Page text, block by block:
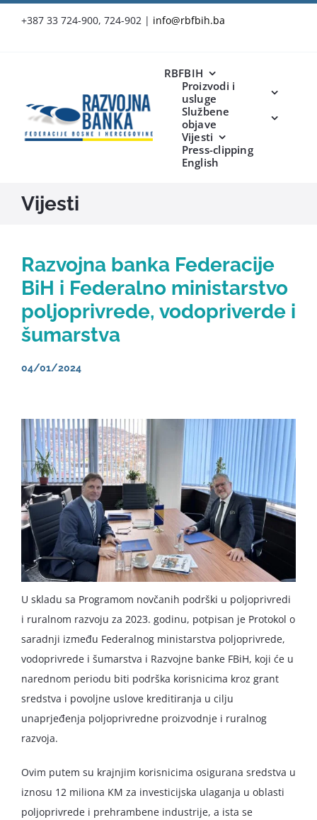
+387 33 724-900, 724-902 | info@rbfbih.ba
RBFBIH
Proizvodi i
usluge
Službene
objave
Vijesti
Press-clipping
English
Vijesti
Razvojna banka Federacije
BiH i Federalno ministarstvo
poljoprivrede, vodopriverde i
šumarstva
04/01/2024
U skladu sa Programom novčanih podrški u poljoprivredi
i ruralnom razvoju za 2023. godinu, potpisan je Protokol o
saradnji između Federalnog ministarstva poljoprivrede,
vodoprivrede i šumarstva i Razvojne banke FBiH, koji će u
narednom periodu biti podrška korisnicima kroz grant
sredstva i povoljne uslove kreditiranja u cilju
unaprjeđenja poljoprivredne proizvodnje i ruralnog
razvoja.
Ovim putem su krajnjim korisnicima osigurana sredstva u
iznosu 12 miliona KM za investicijska ulaganja u oblasti
poljoprivrede i prehrambene industrije, a ista se